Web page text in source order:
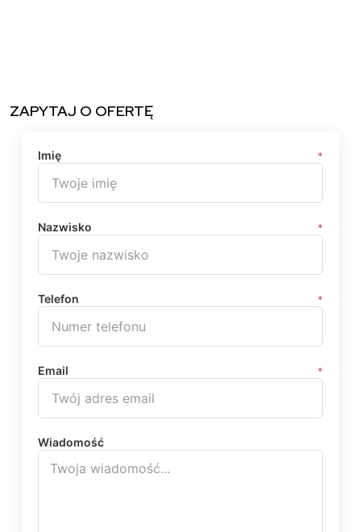
ZAPYTAJ O OFERTĘ
Imię *
Nazwisko *
Telefon *
Email *
Wiadomość